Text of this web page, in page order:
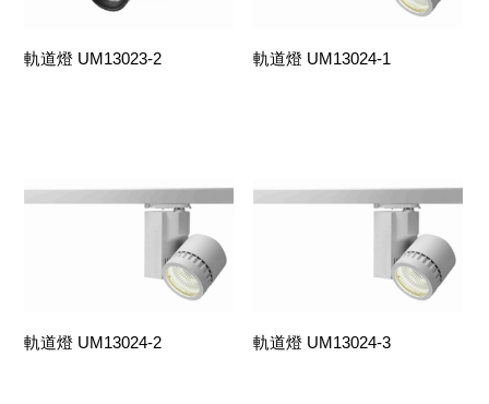
軌道燈 UM13023-2 軌道燈 UM13024-1
軌道燈 UM13024-2 軌道燈 UM13024-3